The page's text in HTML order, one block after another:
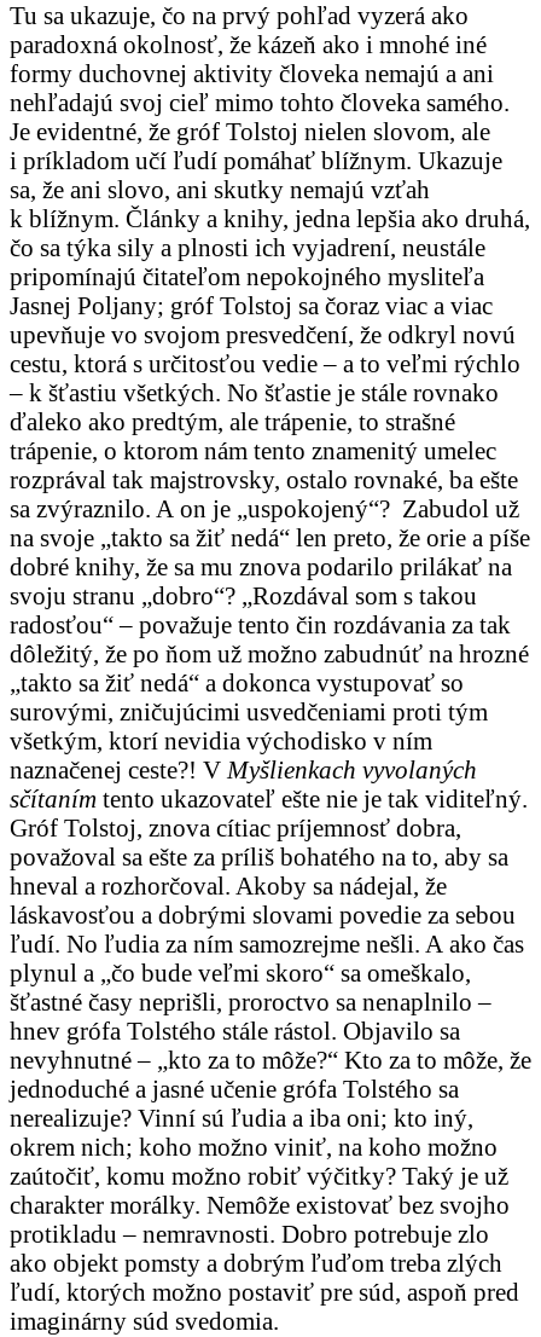
Tu sa ukazuje, čo na prvý pohľad vyzerá ako
paradoxná okolnosť, že kázeň ako i mnohé iné
formy duchovnej aktivity človeka nemajú a ani
nehľadajú svoj cieľ mimo tohto človeka samého.
Je evidentné, že gróf Tolstoj nielen slovom, ale
i príkladom učí ľudí pomáhať blížnym. Ukazuje
sa, že ani slovo, ani skutky nemajú vzťah
k blížnym. Články a knihy, jedna lepšia ako druhá,
čo sa týka sily a plnosti ich vyjadrení, neustále
pripomínajú čitateľom nepokojného mysliteľa
Jasnej Poljany; gróf Tolstoj sa čoraz viac a viac
upevňuje vo svojom presvedčení, že odkryl novú
cestu, ktorá s určitosťou vedie – a to veľmi rýchlo
– k šťastiu všetkých. No šťastie je stále rovnako
ďaleko ako predtým, ale trápenie, to strašné
trápenie, o ktorom nám tento znamenitý umelec
rozprával tak majstrovsky, ostalo rovnaké, ba ešte
sa zvýraznilo. A on je „uspokojený“? Zabudol už
na svoje „takto sa žiť nedá“ len preto, že orie a píše
dobré knihy, že sa mu znova podarilo prilákať na
svoju stranu „dobro“? „Rozdával som s takou
radosťou“ – považuje tento čin rozdávania za tak
dôležitý, že po ňom už možno zabudnúť na hrozné
„takto sa žiť nedá“ a dokonca vystupovať so
surovými, zničujúcimi usvedčeniami proti tým
všetkým, ktorí nevidia východisko v ním
naznačenej ceste?! V Myšlienkach vyvolaných
sčítaním tento ukazovateľ ešte nie je tak viditeľný.
Gróf Tolstoj, znova cítiac príjemnosť dobra,
považoval sa ešte za príliš bohatého na to, aby sa
hneval a rozhorčoval. Akoby sa nádejal, že
láskavosťou a dobrými slovami povedie za sebou
ľudí. No ľudia za ním samozrejme nešli. A ako čas
plynul a „čo bude veľmi skoro“ sa omeškalo,
šťastné časy neprišli, proroctvo sa nenaplnilo –
hnev grófa Tolstého stále rástol. Objavilo sa
nevyhnutné – „kto za to môže?“ Kto za to môže, že
jednoduché a jasné učenie grófa Tolstého sa
nerealizuje? Vinní sú ľudia a iba oni; kto iný,
okrem nich; koho možno viniť, na koho možno
zaútočiť, komu možno robiť výčitky? Taký je už
charakter morálky. Nemôže existovať bez svojho
protikladu – nemravnosti. Dobro potrebuje zlo
ako objekt pomsty a dobrým ľuďom treba zlých
ľudí, ktorých možno postaviť pre súd, aspoň pred
imaginárny súd svedomia.